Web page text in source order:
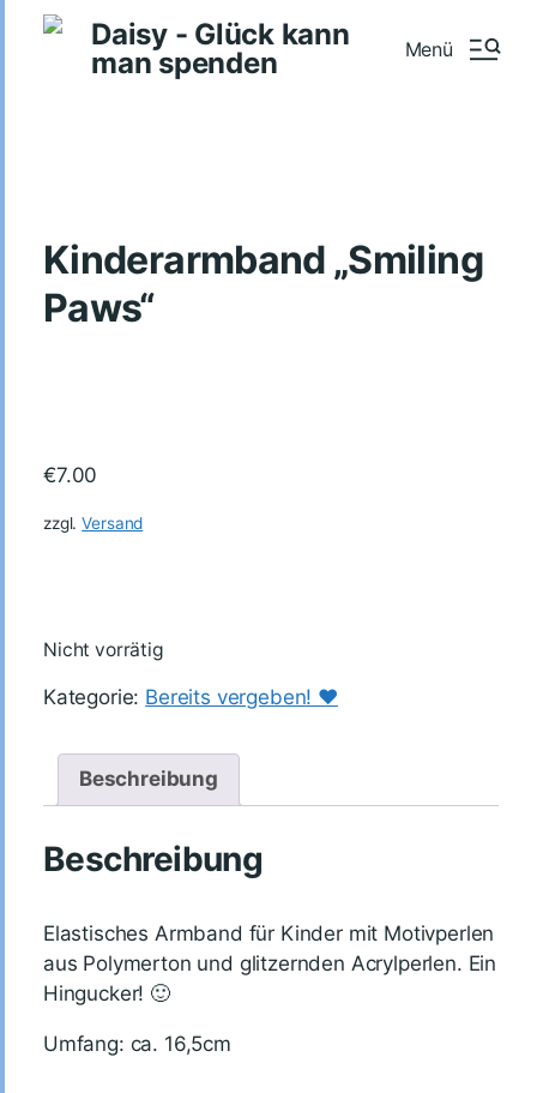
Daisy - Glück kann
man spenden
Menü
Kinderarmband „Smiling
Paws“
€7.00
zzgl.Versand
Nicht vorrätig
Kategorie: Bereits vergeben! ♥️
Beschreibung
Beschreibung
Elastisches Armband für Kinder mit Motivperlen
aus Polymerton und glitzernden Acrylperlen. Ein
Hingucker! 🙂
Umfang: ca. 16,5cm